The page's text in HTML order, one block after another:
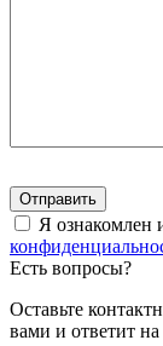
Я ознакомлен
Есть вопросы?
Оставьте
вами и ответит